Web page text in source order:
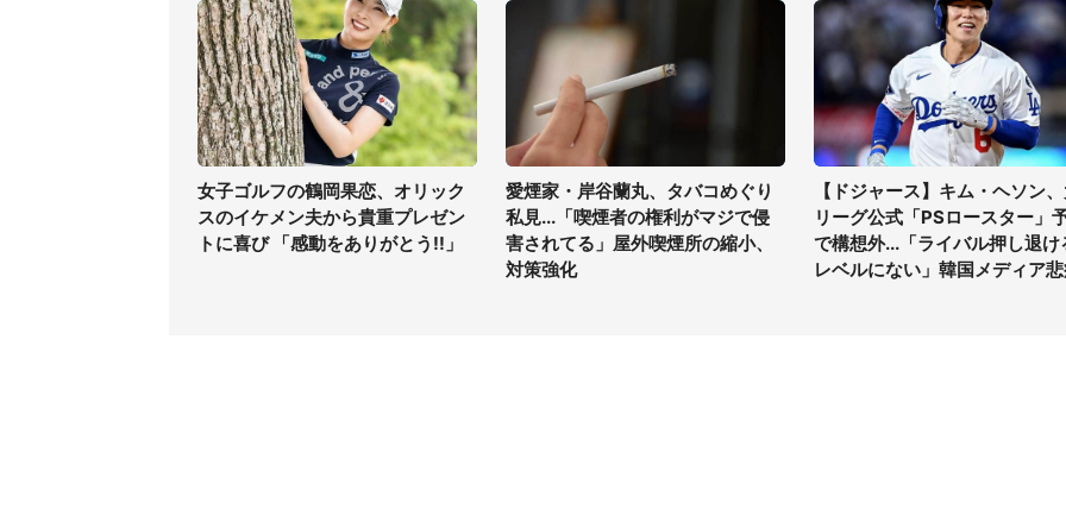
女子ゴルフの鶴岡果恋、オリック
スのイケメン夫から貴重プレゼン
トに喜び 「感動をありがとう!!」
愛煙家・岸谷蘭丸、タバコめぐり
私見...「喫煙者の権利がマジで侵
害されてる」屋外喫煙所の縮小、
対策強化
【ドジャース】キム・ヘソン
リーグ公式「PSロースター」
で構想外...「ライバル押し退け
レベルにない」韓国メディア